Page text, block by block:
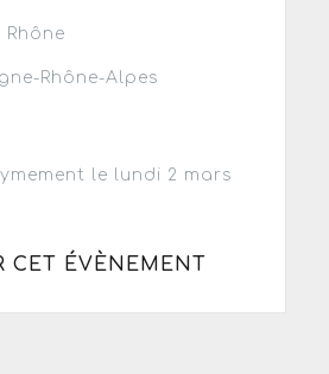
Rhône
Rhône-Alpes
le lundi 2 mars
CET ÉVÈNEMENT